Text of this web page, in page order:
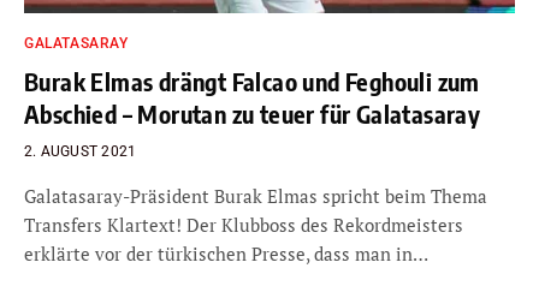
GALATASARAY
Burak Elmas drängt Falcao und Feghouli zum
Abschied – Morutan zu teuer für Galatasaray
2. AUGUST 2021
Galatasaray-Präsident Burak Elmas spricht beim Thema
Transfers Klartext! Der Klubboss des Rekordmeisters
erklärte vor der türkischen Presse, dass man in…